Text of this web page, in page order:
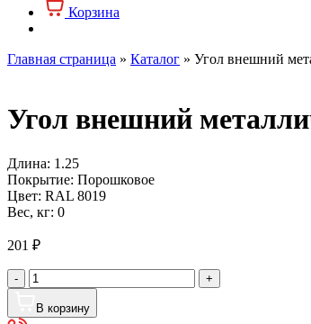
Корзина
Главная страница » Каталог » Угол внешний
Угол внешний
Длина: 1.25
Покрытие: Порошковое
Цвет: RAL 8019
Вес, кг: 0
201 ₽
-
Количество
товара
Угол
+
В корзину